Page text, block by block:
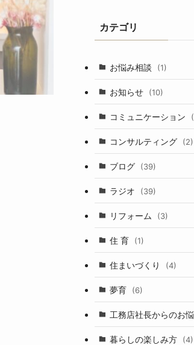
カテゴリ
お悩み相談 (1)
お知らせ (10)
コミュニケーション
コンサルティング (2)
ブログ (39)
ラジオ (39)
リフォーム (3)
住 育 (1)
住まいづくり (4)
夢育 (6)
工務店社長からのお
暮らしの楽しみ方 (4)